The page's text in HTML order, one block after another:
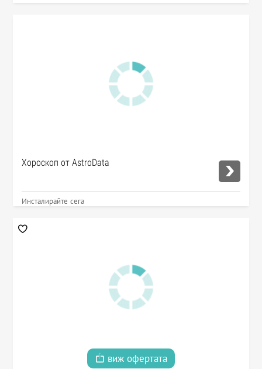
Хороскоп от AstroData
Инсталирайте сега
виж офертата